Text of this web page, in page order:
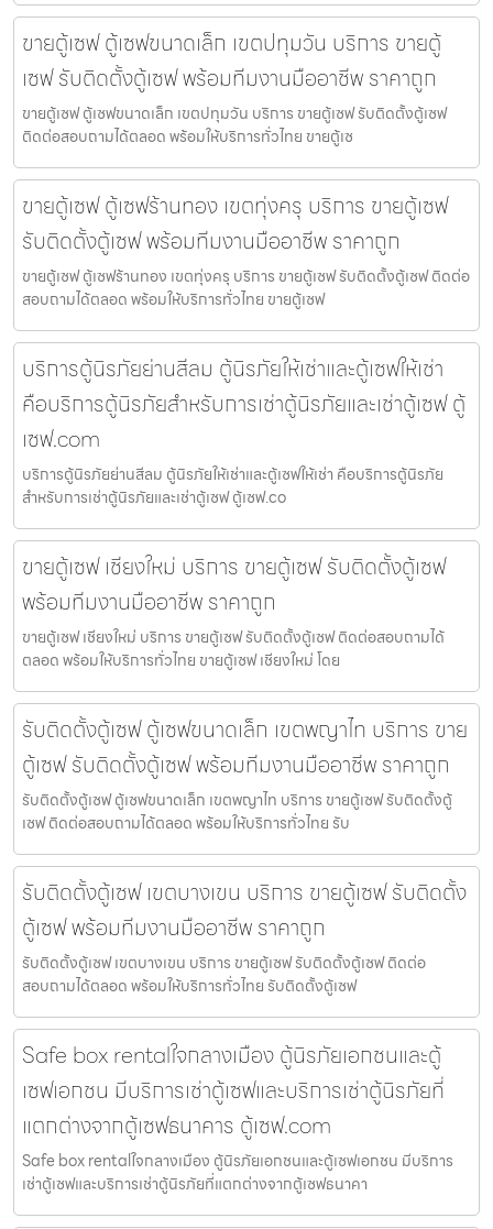
ขายตู้เซฟ ตู้เซฟขนาดเล็ก เขตปทุมวัน บริการ ขายตู้
เซฟ รับติดตั้งตู้เซฟ พร้อมทีมงานมืออาชีพ ราคาถูก
ขายตู้เซฟ ตู้เซฟขนาดเล็ก เขตปทุมวัน บริการ ขายตู้เซฟ รับติดตั้งตู้เซฟ
ติดต่อสอบถามได้ตลอด พร้อมให้บริการทั่วไทย ขายตู้เซ
ขายตู้เซฟ ตู้เซฟร้านทอง เขตทุ่งครุ บริการ ขายตู้เซฟ
รับติดตั้งตู้เซฟ พร้อมทีมงานมืออาชีพ ราคาถูก
ขายตู้เซฟ ตู้เซฟร้านทอง เขตทุ่งครุ บริการ ขายตู้เซฟ รับติดตั้งตู้เซฟ ติดต่อ
สอบถามได้ตลอด พร้อมให้บริการทั่วไทย ขายตู้เซฟ
บริการตู้นิรภัยย่านสีลม ตู้นิรภัยให้เช่าและตู้เซฟให้เช่า
คือบริการตู้นิรภัยสำหรับการเช่าตู้นิรภัยและเช่าตู้เซฟ ตู้
เซฟ.com
บริการตู้นิรภัยย่านสีลม ตู้นิรภัยให้เช่าและตู้เซฟให้เช่า คือบริการตู้นิรภัย
สำหรับการเช่าตู้นิรภัยและเช่าตู้เซฟ ตู้เซฟ.co
ขายตู้เซฟ เชียงใหม่ บริการ ขายตู้เซฟ รับติดตั้งตู้เซฟ
พร้อมทีมงานมืออาชีพ ราคาถูก
ขายตู้เซฟ เชียงใหม่ บริการ ขายตู้เซฟ รับติดตั้งตู้เซฟ ติดต่อสอบถามได้
ตลอด พร้อมให้บริการทั่วไทย ขายตู้เซฟ เชียงใหม่ โดย
รับติดตั้งตู้เซฟ ตู้เซฟขนาดเล็ก เขตพญาไท บริการ ขาย
ตู้เซฟ รับติดตั้งตู้เซฟ พร้อมทีมงานมืออาชีพ ราคาถูก
รับติดตั้งตู้เซฟ ตู้เซฟขนาดเล็ก เขตพญาไท บริการ ขายตู้เซฟ รับติดตั้งตู้
เซฟ ติดต่อสอบถามได้ตลอด พร้อมให้บริการทั่วไทย รับ
รับติดตั้งตู้เซฟ เขตบางเขน บริการ ขายตู้เซฟ รับติดตั้ง
ตู้เซฟ พร้อมทีมงานมืออาชีพ ราคาถูก
รับติดตั้งตู้เซฟ เขตบางเขน บริการ ขายตู้เซฟ รับติดตั้งตู้เซฟ ติดต่อ
สอบถามได้ตลอด พร้อมให้บริการทั่วไทย รับติดตั้งตู้เซฟ
Safe box rentalใจกลางเมือง ตู้นิรภัยเอกชนและตู้
เซฟเอกชน มีบริการเช่าตู้เซฟและบริการเช่าตู้นิรภัยที่
แตกต่างจากตู้เซฟธนาคาร ตู้เซฟ.com
Safe box rentalใจกลางเมือง ตู้นิรภัยเอกชนและตู้เซฟเอกชน มีบริการ
เช่าตู้เซฟและบริการเช่าตู้นิรภัยที่แตกต่างจากตู้เซฟธนาคา